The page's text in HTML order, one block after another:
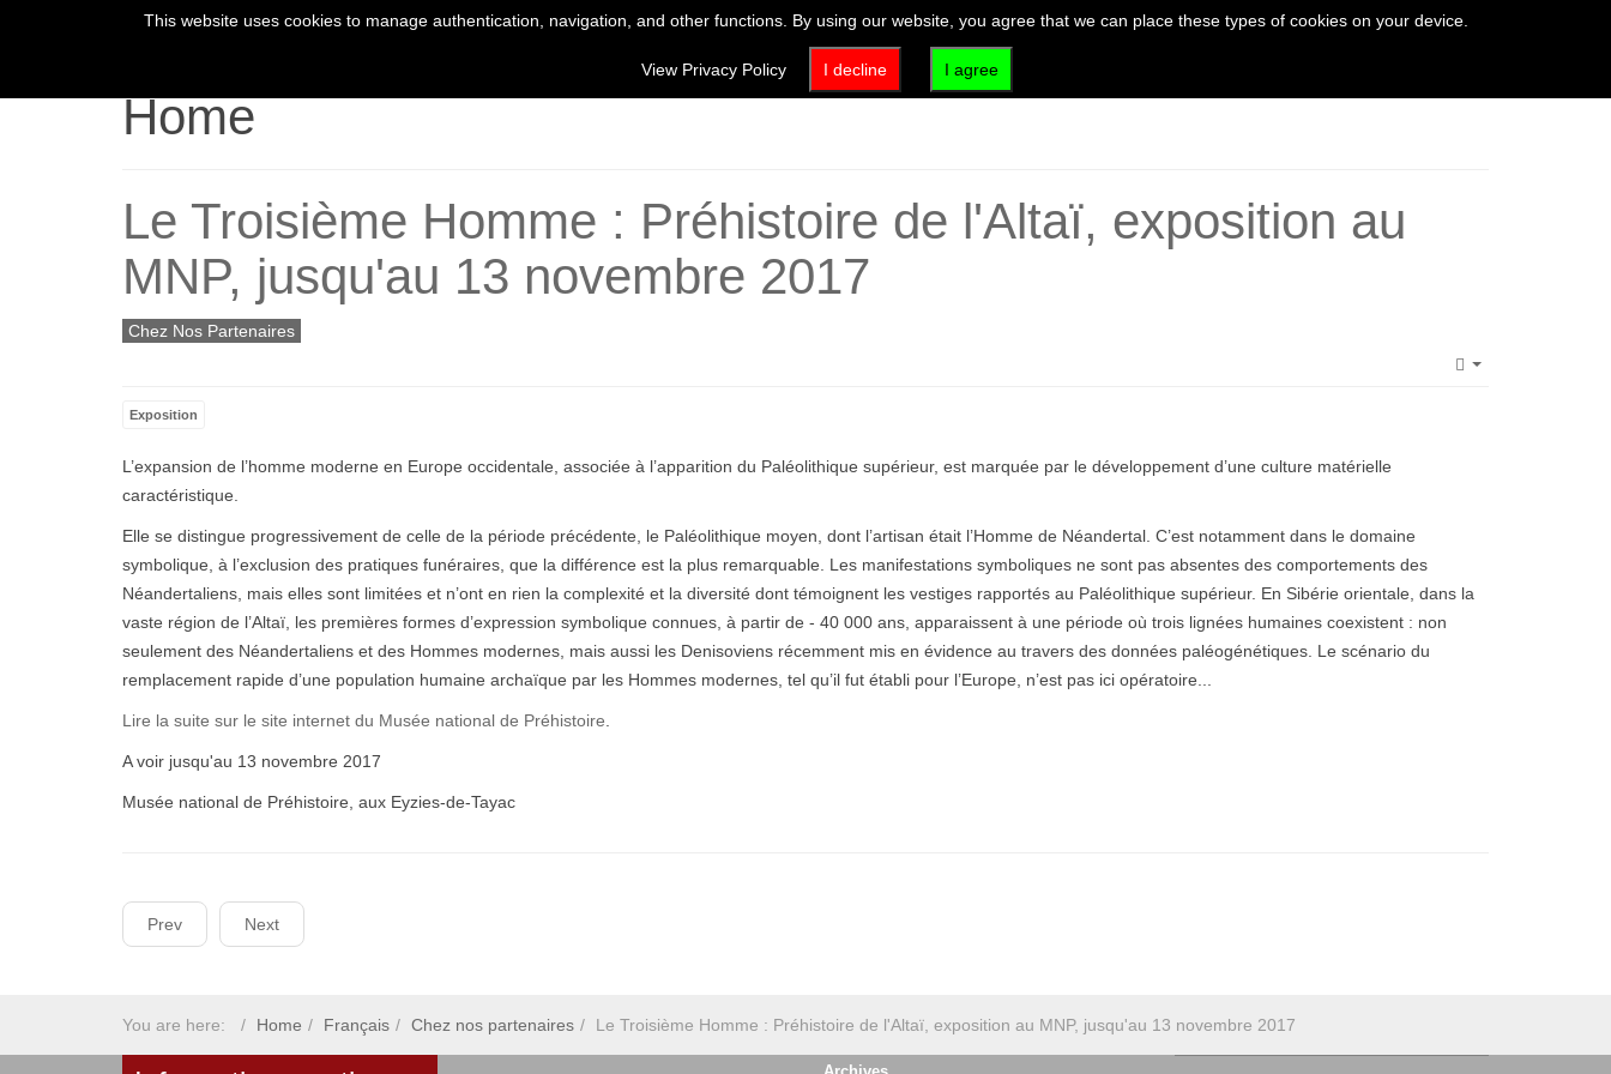
HOME YOUR VISIT EXHIBITIONS & EVENTS ACTIVITIES & EDUCATION THE VEZERE VALLEY
Home
Le Troisième Homme : Préhistoire de l'Altaï, exposition au
MNP, jusqu'au 13 novembre 2017
Chez Nos Partenaires
Exposition
L’expansion de l’homme moderne en Europe occidentale, associée à l’apparition du Paléolithique supérieur, est marquée par le développement d’une culture matérielle
caractéristique.
Elle se distingue progressivement de celle de la période précédente, le Paléolithique moyen, dont l’artisan était l’Homme de Néandertal. C’est notamment dans le domaine
symbolique, à l’exclusion des pratiques funéraires, que la différence est la plus remarquable. Les manifestations symboliques ne sont pas absentes des comportements des
Néandertaliens, mais elles sont limitées et n’ont en rien la complexité et la diversité dont témoignent les vestiges rapportés au Paléolithique supérieur. En Sibérie orientale, dans la
vaste région de l’Altaï, les premières formes d’expression symbolique connues, à partir de - 40 000 ans, apparaissent à une période où trois lignées humaines coexistent : non
seulement des Néandertaliens et des Hommes modernes, mais aussi les Denisoviens récemment mis en évidence au travers des données paléogénétiques. Le scénario du
remplacement rapide d’une population humaine archaïque par les Hommes modernes, tel qu’il fut établi pour l’Europe, n’est pas ici opératoire...
Lire la suite sur le site internet du Musée national de Préhistoire
A voir jusqu'au 13 novembre 2017
Musée national de Préhistoire, aux Eyzies-de-Tayac
Prev Next
You are here: Home Français Chez nos partenaires Le Troisième Homme : Préhistoire de l'Altaï, exposition au MNP, jusqu'au 13 novembre 2017
This website uses cookies to manage authentication, navigation, and other functions. By using our website, you agree that we can place these types of cookies on your device.
View Privacy Policy I decline I agree